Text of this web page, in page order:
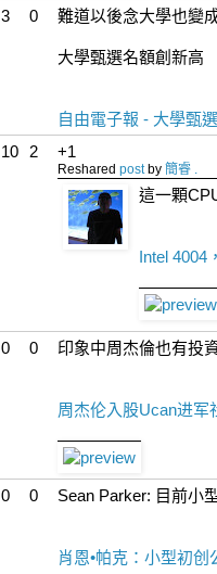
3 0 難道以後念大學也變
大學甄選名額創新高
自由電子報 - 大學甄
10 2 +1
Reshared postby 簡睿 .
這一顆
Intel 4004
0 0 印象中周杰倫也有投
周杰伦入股Ucan进军
0 0 Sean Parker: 目前小
肖恩•帕克：小型初